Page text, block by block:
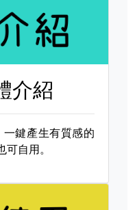
介紹
鍵產生有質感的
可自用。